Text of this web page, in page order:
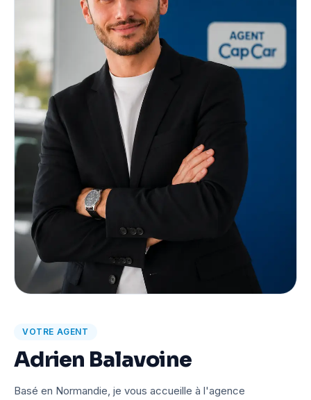
VOTRE AGENT
Adrien Balavoine
Basé en Normandie, je vous accueille à l'agence